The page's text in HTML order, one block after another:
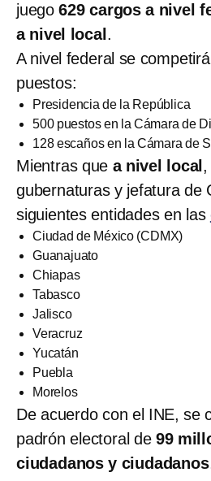
juego 629 cargos a nivel
a nivel local .
A nivel federal se
puestos:
Presidencia de la República
500 puestos en la Cámara de
128 escaños en la Cámara de
Mientras que a nivel local ,
gubernaturas y jefatura de
siguientes entidades en las
Ciudad de México (CDMX)
Guanajuato
Chiapas
Tabasco
Jalisco
Veracruz
Yucatán
Puebla
Morelos
De acuerdo con el INE, se
padrón electoral de 99
ciudadanos y ciudadanos